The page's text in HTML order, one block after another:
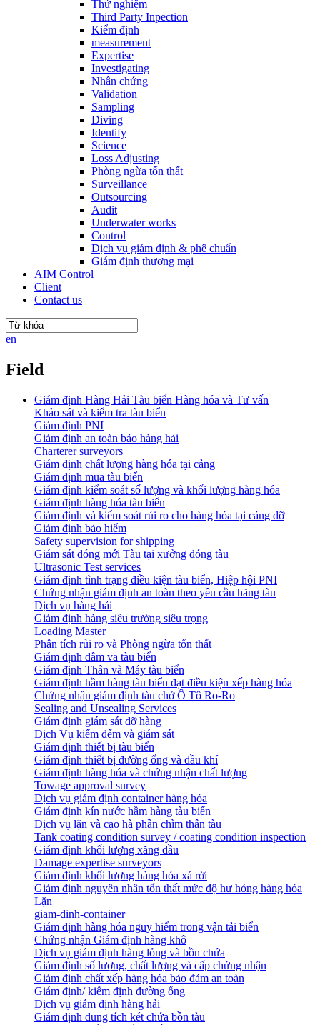
Thử nghiệm
Third Party Inpection
Kiểm định
measurement
Expertise
Investigating
Nhân chứng
Validation
Sampling
Diving
Identify
Science
Loss Adjusting
Phòng ngừa tổn thất
Surveillance
Outsourcing
Audit
Underwater works
Control
Dịch vụ giám định & phê chuẩn
Giám định thương mại
AIM Control
Client
Contact us
en
Field
Giám định Hàng Hải Tàu biển Hàng hóa và Tư vấn
Khảo sát và kiểm tra tàu biển
Giám định PNI
Giám định an toàn bảo hàng hải
Charterer surveyors
Giám định chất lượng hàng hóa tại cảng
​Giám định mua tàu biển
Giám định kiểm soát số lượng và khối lượng hàng hóa
Giám định hàng hóa tàu biển
Giám định và kiểm soát rủi ro cho hàng hóa tại cảng dỡ
Giám định bảo hiểm
Safety supervision for shipping
Giám sát đóng mới Tàu tại xưởng đóng tàu
Ultrasonic Test services
Giám định tình trạng điều kiện tàu biển, Hiệp hội PNI
Chứng nhận giám định an toàn theo yêu cầu hãng tàu
Dịch vụ hàng hải
Giám định hàng siêu trường siêu trọng
Loading Master
Phân tích rủi ro và Phòng ngừa tổn thất
​Giám định đâm va tàu biển
Giám định Thân và Máy tàu biển
​Giám định hầm hàng tàu biển đạt điều kiện xếp hàng hóa
Chứng nhận giám định tàu chở Ô Tô Ro-Ro
Sealing and Unsealing Services
Giám định giám sát dỡ hàng
Dịch Vụ kiểm đếm và giám sát
Giám định thiết bị tàu biển
Giám định thiết bị đường ống và dầu khí
Giám định hàng hóa và chứng nhận chất lượng
Towage approval survey
Dịch vụ giám định container hàng hóa
Giám định kín nước hầm hàng tàu biển
Dịch vụ lặn và cạo hà phần chìm thân tàu
Tank coating condition survey / coating condition inspection
Giám định khối lượng xăng dầu
Damage expertise surveyors
Giám định khối lượng hàng hóa xá rời
Giám định nguyên nhân tổn thất mức độ hư hỏng hàng hóa
Lặn
giam-dinh-container
Giám định hàng hóa nguy hiểm trong vận tải biển
Chứng nhận Giám định hàng khô
Dịch vụ giám định hàng lỏng và bồn chứa
Giám định số lượng, chất lượng và cấp chứng nhận
Giám định chất xếp hàng hóa bảo đảm an toàn
Giám định/ kiểm định đường ống
Dịch vụ giám định hàng hải
Giám định dung tích két chứa bồn tàu